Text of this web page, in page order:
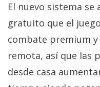
El Grupo
Informático
(CC) 2006-
Algunos
derechos
reservados
El nuevo sistema se
gratuito que el
combate premium
remota, así que las
desde casa